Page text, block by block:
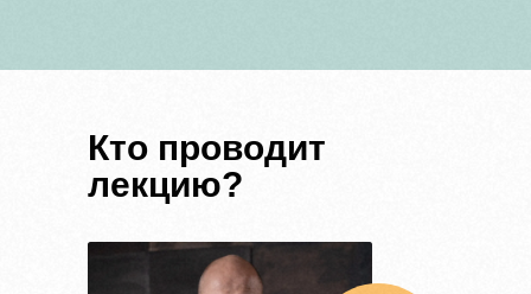
Кто проводит
лекцию?